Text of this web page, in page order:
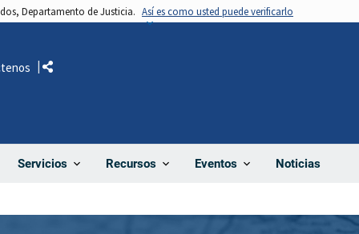
Departamento de Justicia. Así es como usted puede verificarlo
Servicios Recursos Eventos Noticias
Comparte